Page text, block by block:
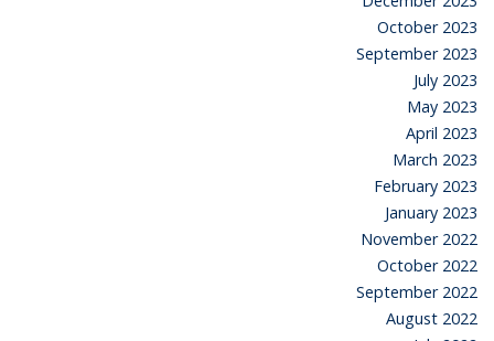
October 2023
September 2023
July 2023
May 2023
April 2023
March 2023
February 2023
January 2023
November 2022
October 2022
September 2022
August 2022